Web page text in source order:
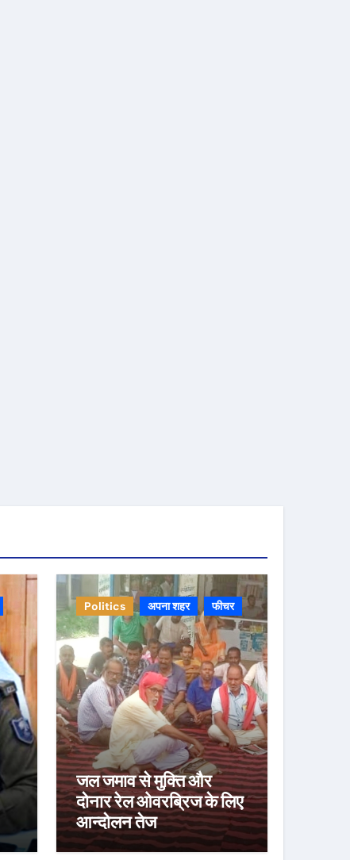
Politics अपना शहर फीचर
जल जमाव से मुक्ति और
दोनार रेल ओवरब्रिज के लिए
आन्दोलन तेज